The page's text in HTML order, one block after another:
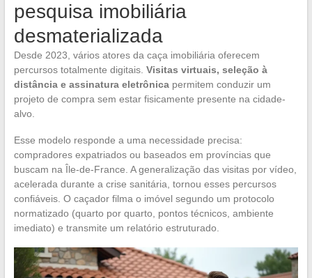
pesquisa imobiliária
desmaterializada
Desde 2023, vários atores da caça imobiliária oferecem
percursos totalmente digitais. Visitas virtuais, seleção à
distância e assinatura eletrônicapermitem conduzir um
projeto de compra sem estar fisicamente presente na cidade-
alvo.
Esse modelo responde a uma necessidade precisa:
compradores expatriados ou baseados em províncias que
buscam na Île-de-France. A generalização das visitas por vídeo,
acelerada durante a crise sanitária, tornou esses percursos
confiáveis. O caçador filma o imóvel segundo um protocolo
normatizado (quarto por quarto, pontos técnicos, ambiente
imediato) e transmite um relatório estruturado.